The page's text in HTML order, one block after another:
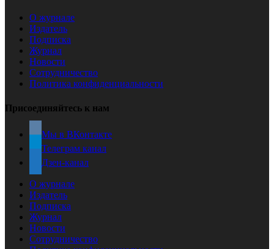
О журнале
Издатель
Подписка
Журнал
Новости
Сотрудничество
Политика конфиденциальности
Присоединяйтесь к нам
Мы в ВКонтакте
Телеграм канал
Дзен-канал
О журнале
Издатель
Подписка
Журнал
Новости
Сотрудничество